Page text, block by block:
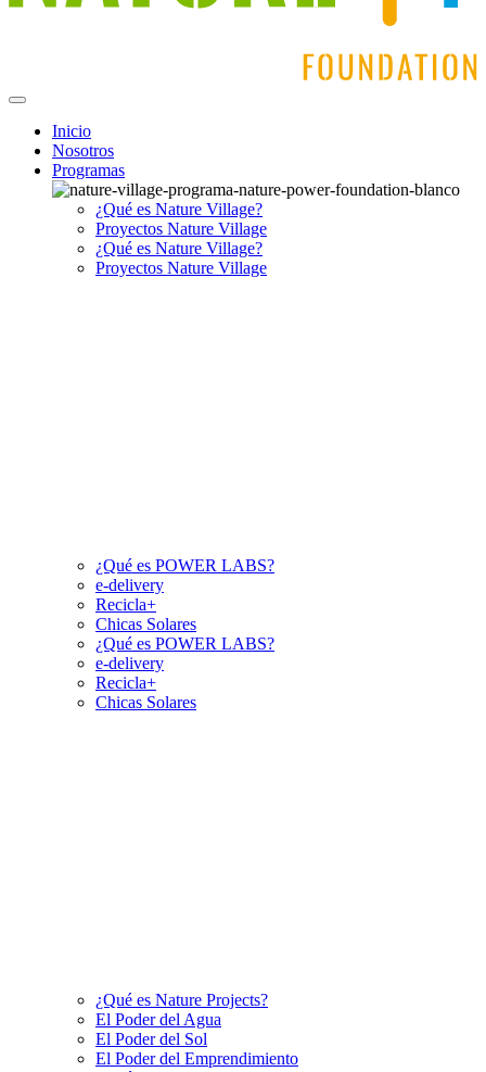
Inicio
Nosotros
Programas
¿Qué es Nature Village?
Proyectos Nature Village
¿Qué es Nature Village?
Proyectos Nature Village
¿Qué es POWER LABS?
e-delivery
Recicla+
Chicas Solares
¿Qué es POWER LABS?
e-delivery
Recicla+
Chicas Solares
¿Qué es Nature Projects?
El Poder del Agua
El Poder del Sol
El Poder del Emprendimiento